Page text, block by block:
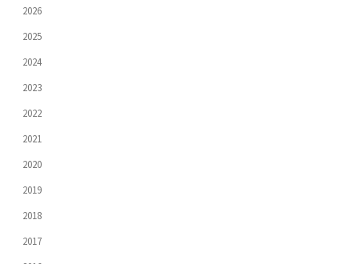
2026
2025
2024
2023
2022
2021
2020
2019
2018
2017